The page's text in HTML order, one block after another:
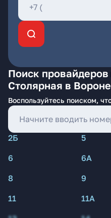
Поиск провайдеров
Столярная в
Воспользуйтесь поиском,
2Б 5
6
6А
8
9
11
11А